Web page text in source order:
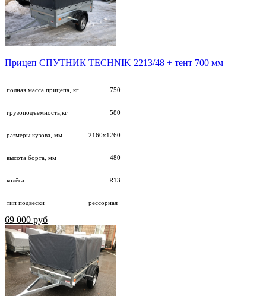
Прицеп СПУТНИК TECHNIK 2213/48 + тент 700 мм
полная масса прицепа, кг 750
грузоподъемность,кг 580
размеры кузова, мм 2160х1260
высота борта, мм 480
колёса R13
тип подвески рессорная
69 000 руб